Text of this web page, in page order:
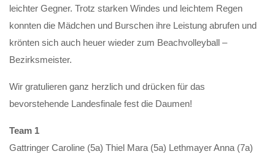
leichter Gegner. Trotz starken Windes und leichtem Regen
konnten die Mädchen und Burschen ihre Leistung abrufen und
krönten sich auch heuer wieder zum Beachvolleyball –
Bezirksmeister.
Wir gratulieren ganz herzlich und drücken für das
bevorstehende Landesfinale fest die Daumen!
Team 1
Gattringer Caroline (5a) Thiel Mara (5a) Lethmayer Anna (7a)